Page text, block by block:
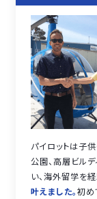
パイロットは子
公園、高層ビル
い、海外留学を
叶えました。初め